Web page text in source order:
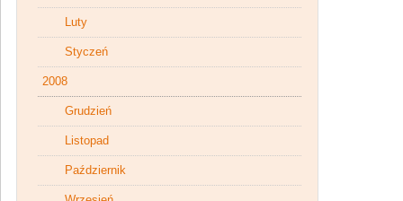
Luty
Styczeń
2008
Grudzień
Listopad
Październik